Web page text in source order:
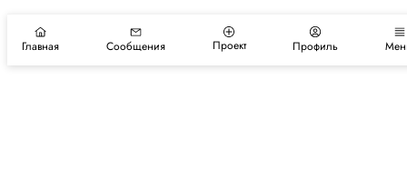
Главная Сообщения Проект Профиль